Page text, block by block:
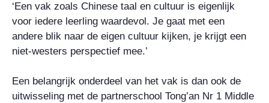
‘Een vak zoals Chinese taal en cultuur is eigenlijk
voor iedere leerling waardevol. Je gaat met een
andere blik naar de eigen cultuur kijken, je krijgt een
niet-westers perspectief mee.’
Een belangrijk onderdeel van het vak is dan ook de
uitwisseling met de partnerschool Tong’an Nr 1 Middle